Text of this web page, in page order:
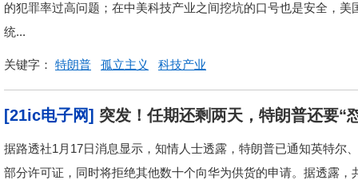
的犯罪率过高问题；在中美科技产业之间挖坑的口号也是安全，
统...
关键字： 特朗普 孤立主义 科技产业
[21ic电子网] 突发！任期还剩两天，特朗普还要“
据路透社1月17日消息显示，知情人士透露，特朗普已通知英特尔
部分许可证，同时将拒绝其他数十个向华为供货的申请。据透露